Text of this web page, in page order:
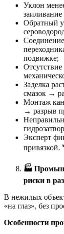
Уклон
заиливание
Обратный
подвижке;
Заделка
смазок →
Монтаж
→ разрыв
Эксперт
🏭
риски в
В нежилых
«на глаз», без
Особенности